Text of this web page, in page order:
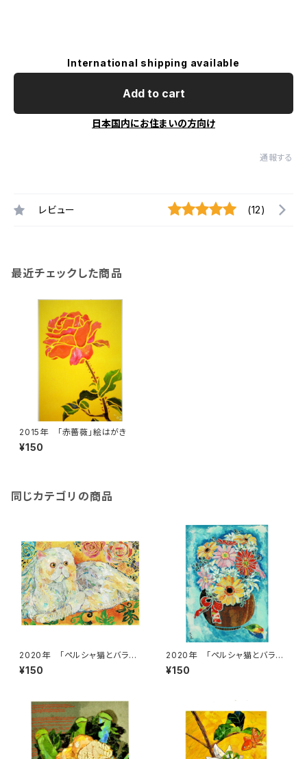
International shipping available
Add to cart
日本国内にお住まいの方向け
通報する
レビュー (12)
最近チェックした商品
2015年 「赤薔薇」絵はがき
¥150
同じカテゴリの商品
2020年 「ペルシャ猫とバラ」
絵はがき
¥150
2020年 「ペルシャ猫とバラ」
絵はがき
¥150